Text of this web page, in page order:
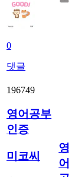
0
댓글
196749
영어공부
인증
미코씨
영
어